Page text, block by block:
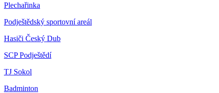
Plechařinka
Podještědský sportovní areál
Hasiči Český Dub
SCP Podještědí
TJ Sokol
Badminton